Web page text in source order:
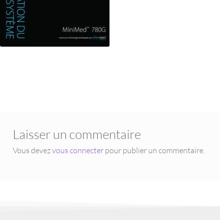
Laisser un commentaire
Vous devezvous connecterpour publier un commentaire.